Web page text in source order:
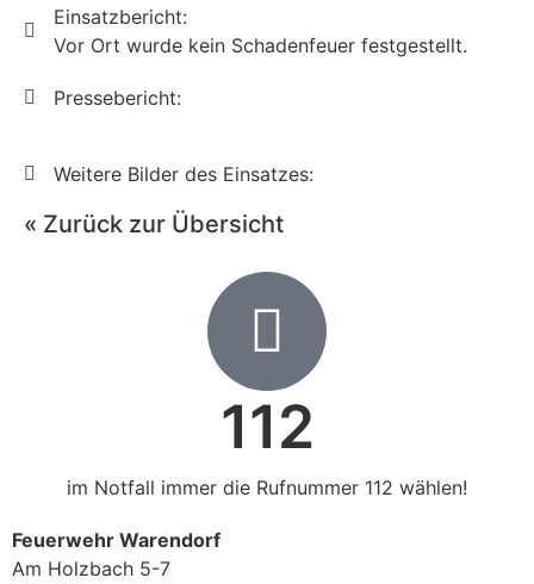
Einsatzbericht:
Vor Ort wurde kein Schadenfeuer festgestellt.
Pressebericht:
Weitere Bilder des Einsatzes:
« Zurück zur Übersicht
112
im Notfall immer die Rufnummer 112 wählen!
Feuerwehr Warendorf
Am Holzbach 5-7